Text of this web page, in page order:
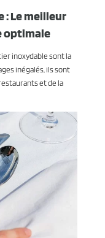
: Le meilleur
optimale
inoxydable sont la
inégalés, ils sont
et de la